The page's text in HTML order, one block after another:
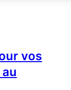
vos